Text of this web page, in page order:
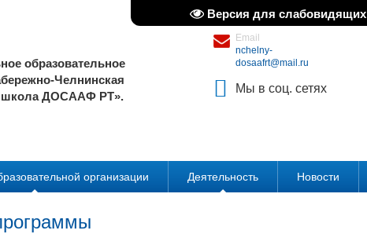
Версия для слабовидящих
образовательное
Челнинская
школа ДОСААФ РТ».
Email
nchelny-
dosaafrt@mail.ru
Мы в соц. сетях
организации Деятельность Новости